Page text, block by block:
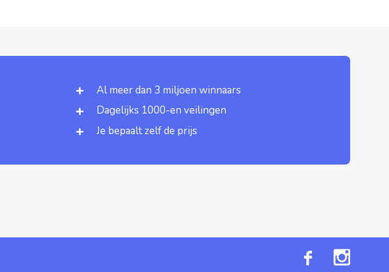
Al meer dan 3 miljoen winnaars
Dagelijks 1000-en veilingen
Je bepaalt zelf de prijs